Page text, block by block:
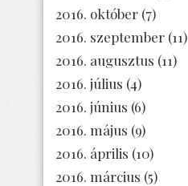
2016. október (7)
2016. szeptember (11)
2016. augusztus (11)
2016. július (4)
2016. június (6)
2016. május (9)
2016. április (10)
2016. március (5)